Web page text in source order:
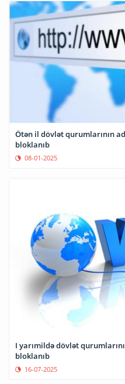
Ötən il dövlət qurumlarının
bloklanıb
08-01-2025
I yarımildə dövlət
bloklanıb
16-07-2025